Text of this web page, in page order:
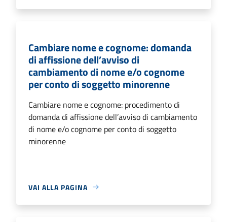
Cambiare nome e cognome: domanda
di affissione dell’avviso di
cambiamento di nome e/o cognome
per conto di soggetto minorenne
Cambiare nome e cognome: procedimento di
domanda di affissione dell’avviso di cambiamento
di nome e/o cognome per conto di soggetto
minorenne
VAI ALLA PAGINA